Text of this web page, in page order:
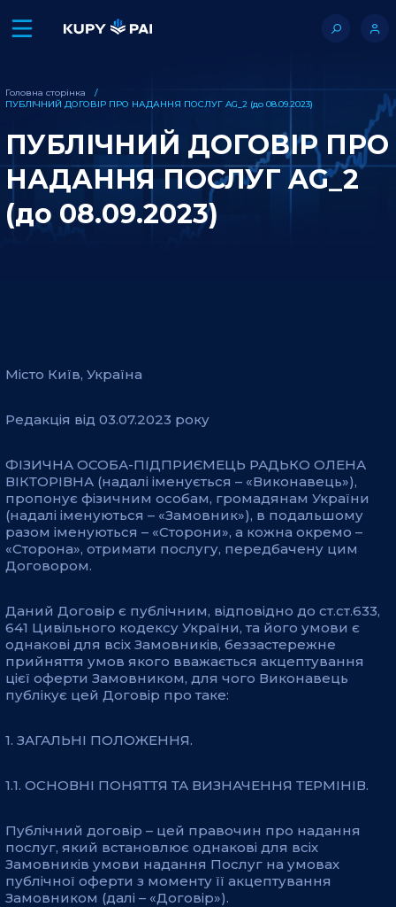
Головна сторінка
ПУБЛІЧНИЙ ДОГОВІР ПРО НАДАННЯ ПОСЛУГ AG_2 (до 08.09.2023)
ПУБЛІЧНИЙ ДОГОВІР ПРО
НАДАННЯ ПОСЛУГ AG_2
(до 08.09.2023)
Місто Київ, Україна
Редакція від 03.07.2023 року
ФІЗИЧНА ОСОБА-ПІДПРИЄМЕЦЬ РАДЬКО ОЛЕНА
ВІКТОРІВНА (надалі іменується – «Виконавець»),
пропонує фізичним особам, громадянам України
(надалі іменуються – «Замовник»), в подальшому
разом іменуються – «Сторони», а кожна окремо –
«Сторона», отримати послугу, передбачену цим
Договором.
Даний Договір є публічним, відповідно до ст.ст.633,
641 Цивільного кодексу України, та його умови є
однакові для всіх Замовників, беззастережне
прийняття умов якого вважається акцептування
цієї оферти Замовником, для чого Виконавець
публікує цей Договір про таке:
1. ЗАГАЛЬНІ ПОЛОЖЕННЯ.
1.1. ОСНОВНІ ПОНЯТТЯ ТА ВИЗНАЧЕННЯ ТЕРМІНІВ.
Публічний договір – цей правочин про надання
послуг, який встановлює однакові для всіх
Замовників умови надання Послуг на умовах
публічної оферти з моменту її акцептування
Замовником (далі – «Договір»).